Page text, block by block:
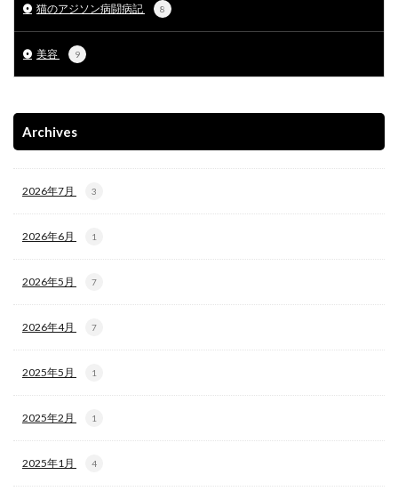
猫のアジソン病闘病記 8
美容 9
Archives
2026年7月 3
2026年6月 1
2026年5月 7
2026年4月 7
2025年5月 1
2025年2月 1
2025年1月 4